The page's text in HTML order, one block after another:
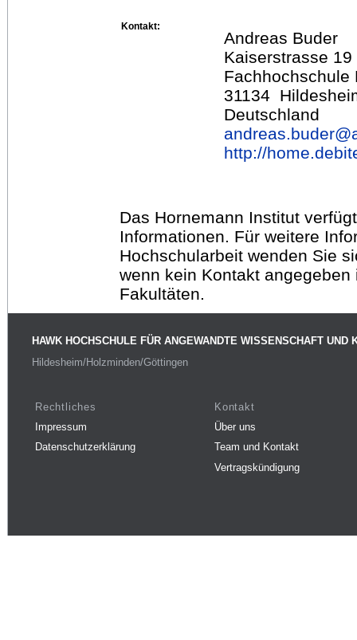
Kontakt:
Andreas Buder
Kaiserstrasse 19
Fachhochschule
31134
Deutschland
andreas.buder@
http://
Das Hornemann Institut
Informationen. Für weitere
Hochschularbeit wenden Sie
wenn kein Kontakt
Fakultäten.
HAWK HOCHSCHULE FÜR ANGEWANDTE WISSENSCHAFT UND
Hildesheim/Holzminden/Göttingen
Rechtliches
Impressum
Datenschutzerklärung
Kontakt
Über uns
Team und Kontakt
Vertragskündigung